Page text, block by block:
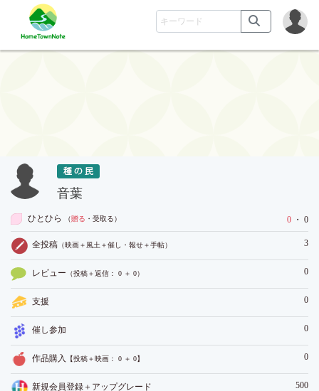
音葉
ひとひら （贈る ・受取る） 0 ・ 0
全投稿 （映画＋風土＋催し・報せ＋手帖） 3
レビュー （投稿＋返信： 0 ＋ 0） 0
支援 0
催し参加 0
作品購入 【投稿＋映画： 0 ＋ 0】 0
新規会員登録＋アップグレード 500